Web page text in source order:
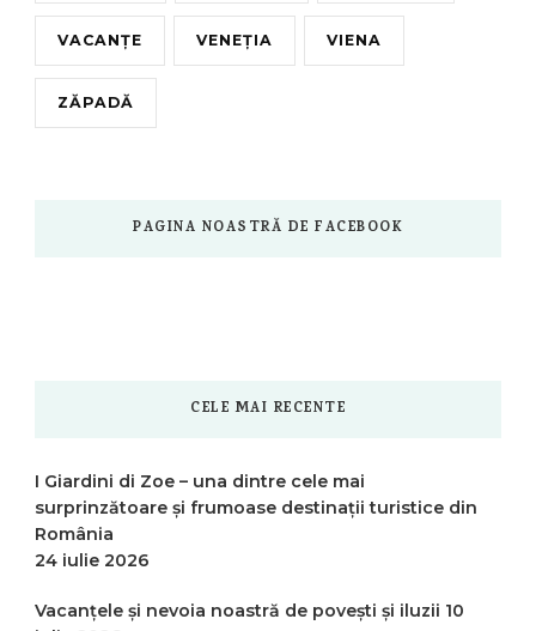
VACANȚE VENEȚIA VIENA
ZĂPADĂ
PAGINA NOASTRĂ DE FACEBOOK
CELE MAI RECENTE
I Giardini di Zoe – una dintre cele mai
surprinzătoare și frumoase destinații turistice din
România
24 iulie 2026
Vacanțele și nevoia noastră de povești și iluzii 10